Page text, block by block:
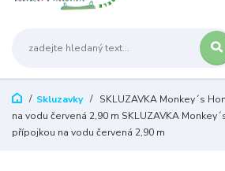
Skluzavky
SKLUZAVKA Monkey´s
na vodu červená 2,90 m SKLUZAVKA
přípojkou na vodu červená 2,90 m